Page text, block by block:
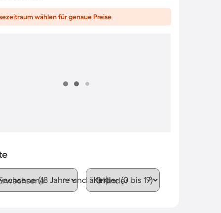
wählen für genaue Preise
(18 Jahre und älter)Kinder (0 bis 17)